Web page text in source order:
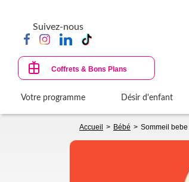
contenu
principal
Suivez-nous
Coffrets & Bons Plans
Votre programme Désir d'enfant
d'Ariane
Accueil Bébé Sommeil bebe